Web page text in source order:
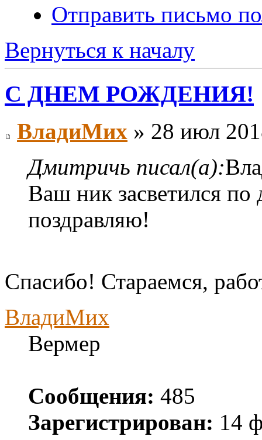
Отправить письмо
Вернуться к началу
С ДНЕМ РОЖДЕНИЯ!
ВладиМих » 28 июл
Дмитричь писал(а):
Ваш ник засветился по
поздравляю!
Спасибо! Стараемся,
ВладиМих
Вермер
Сообщения: 485
Зарегистрирован: 14